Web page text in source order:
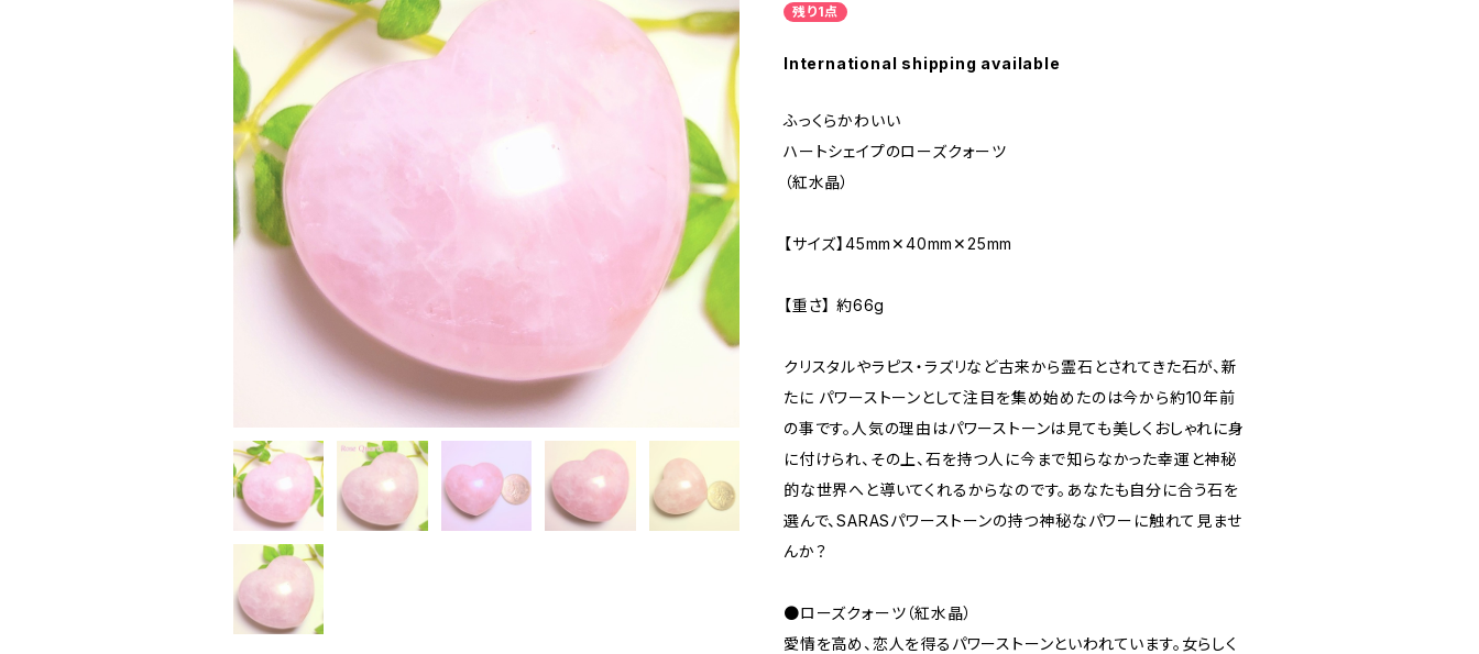
残り1点
International shipping available
ふっくらかわいい
ハートシェイプのローズクォーツ
（紅水晶）
【サイズ】45mm✕40mm✕25mm
【重さ】 約66g
クリスタルやラピス・ラズリなど古来から霊石とされてきた石が、新
たに パワーストーンとして注目を集め始めたのは今から約10年前
の事です。人気の理由はパワーストーンは見ても美しくおしゃれに身
に付けられ、その上、石を持つ人に今まで知らなかった幸運と神秘
的な世界へと導いてくれるからなのです。あなたも自分に合う石を
選んで、SARASパワーストーンの持つ神秘なパワーに触れて見ませ
んか？
●ローズクォーツ（紅水晶）
愛情を高め、恋人を得るパワーストーンといわれています。女らしく